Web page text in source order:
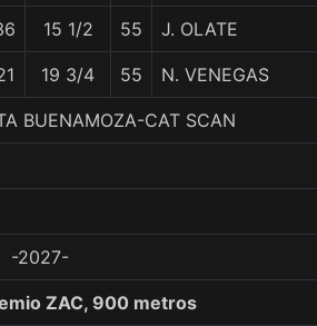
15 1/2 55 J. OLATE
19 3/4 55 N. VENEGAS
BUENAMOZA-CAT SCAN
-2027-
ZAC, 900 metros